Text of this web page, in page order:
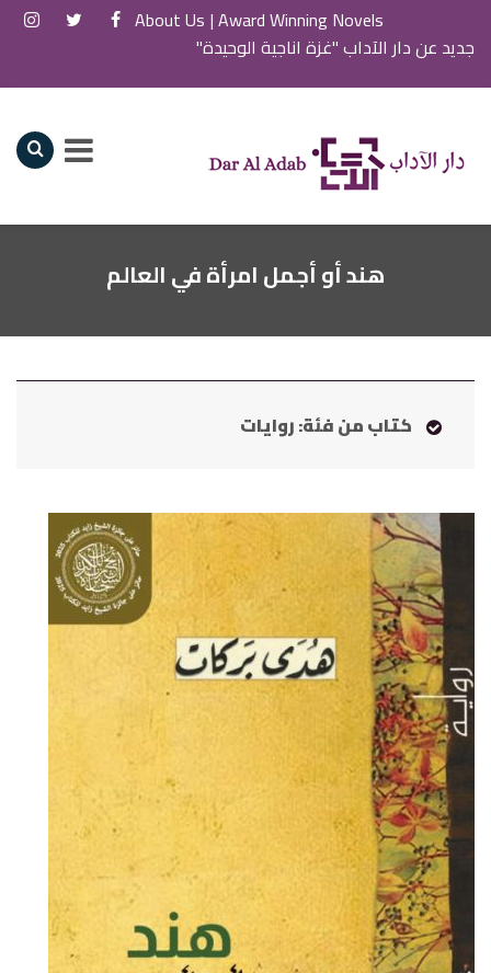
Award Winning Novels |
About Us
جديد عن دار الآداب "غزة اناجية الوحيدة"
هند أو أجمل امرأة في العالم
كتاب من فئة: روايات